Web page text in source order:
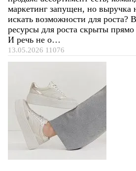
маркетинг запущен, но выручка
искать возможности для роста?
ресурсы для роста скрыты прямо
И речь не о…
13.05.2026 11076